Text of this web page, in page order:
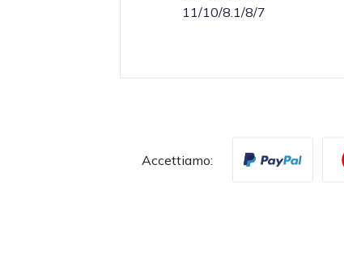
11/10/8.1/8/7
Accettiamo: